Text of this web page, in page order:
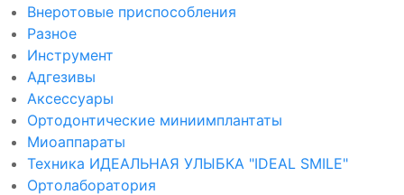
Внеротовые приспособления
Разное
Инструмент
Адгезивы
Аксессуары
Ортодонтические миниимплантаты
Миоаппараты
Техника ИДЕАЛЬНАЯ УЛЫБКА "IDEAL SMILE"
Ортолаборатория